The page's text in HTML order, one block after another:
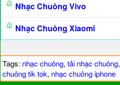
Nhạc Chuông Vivo
Nhạc Chuông Xiaomi
Tags: nhạc chuông, tải nhạc chuông,
chuông tik tok, nhạc chuông iphone